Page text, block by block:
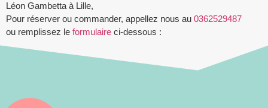
Léon Gambetta à Lille,
Pour réserver ou commander, appellez nous au 0362529487
ou remplissez le formulaire ci-dessous :